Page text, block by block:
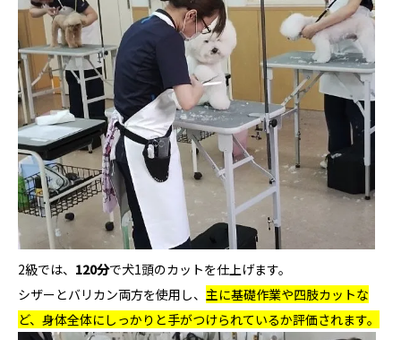
2級では、 120分で犬1頭のカットを仕上げます。
シザーとバリカン両方を使用し、 主に基礎作業や四肢カットな
ど、身体全体にしっかりと手がつけられているか評価されます。